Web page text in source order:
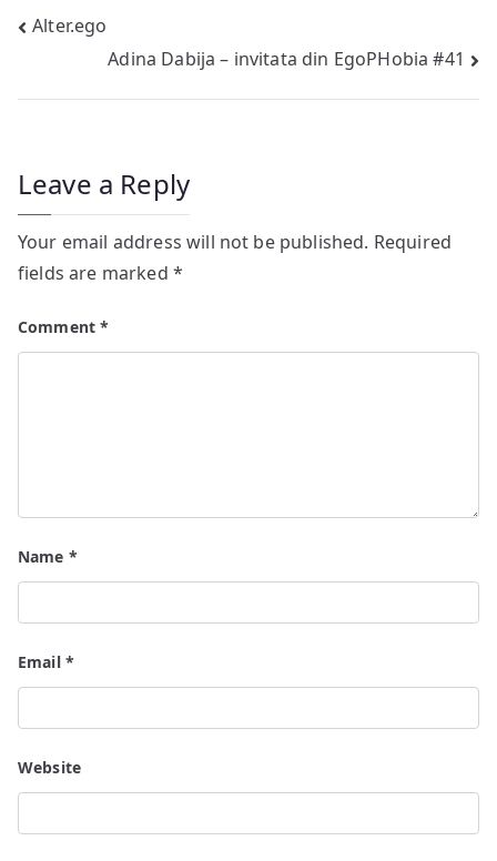
Post
navigation
Alter.ego
Adina Dabija – invitata din EgoPHobia #41
Leave a Reply
Your email address will not be published. Required
fields are marked *
Comment*
Name *
Email *
Website